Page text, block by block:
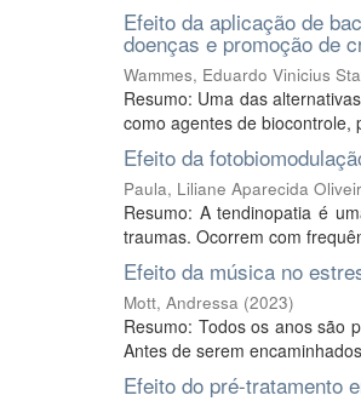
Efeito da aplicação de
doenças e promoção de
Wammes, Eduardo Vinicius
Resumo: Uma das
como agentes de biocontrole,
Efeito da
Paula, Liliane Aparecida
Resumo: A tendinopatia é
traumas. Ocorrem com
Efeito da música no
Mott, Andressa (2023)
Resumo: Todos os anos são
Antes de serem
Efeito do pré-tratamento